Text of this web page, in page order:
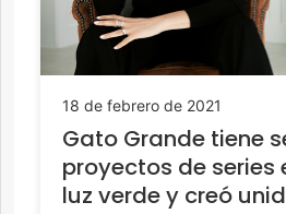
18 de febrero de 2021
Gato Grande tiene
proyectos de series
luz verde y creó